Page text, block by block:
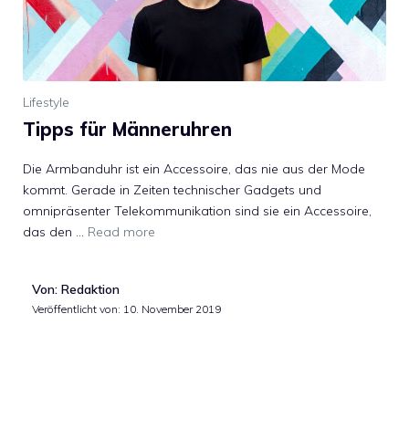
Lifestyle
Tipps für Männeruhren
Die Armbanduhr ist ein Accessoire, das nie aus der Mode
kommt. Gerade in Zeiten technischer Gadgets und
omnipräsenter Telekommunikation sind sie ein Accessoire,
das den … Read more
Von: Redaktion
Veröffentlicht von: 10. November 2019